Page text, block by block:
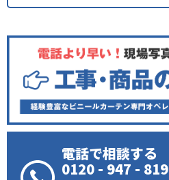
電話で相談する
0120 - 947 - 819